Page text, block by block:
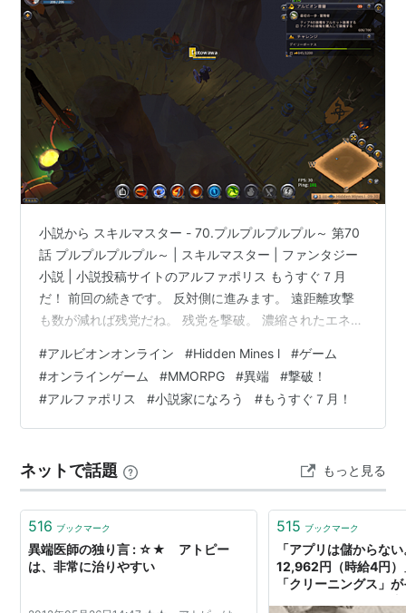
小説から スキルマスター - 70.プルプルプルプル～ 第70
話 プルプルプルプル～ | スキルマスター | ファンタジー
小説 | 小説投稿サイトのアルファポリス もうすぐ７月
だ！ 前回の続きです。 反対側に進みます。 遠距離攻撃
も数が減れば残党だね。 残党を撃破。 濃縮されたエネル
ずは雑魚を倒しました。 ミッション完了 モブを一定数倒
すミッションもあるようです。 異端の監督官 ボスです。
がんばってSSを撮りました。 HPと相談しながら強引に
押し切って撃破！ 紫色のチェストです。 報酬は３つ。
#アルビオンオンライン #Hidden Mines l #ゲーム
#オンラインゲーム #MMORPG #異端 #撃破！
#アルファポリス #小説家になろう #もうすぐ７月！
ネットで話題 もっと見る
516 ブックマーク
異端医師の独り言 : ☆★ アトピー
は、非常に治りやすい
515 ブックマーク
「アプリは儲からな
12,962円（時給4円）
「クリーニングス」